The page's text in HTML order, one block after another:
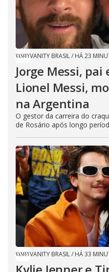
VANITY BRASIL/ HÁ 23
Jorge Messi,
Lionel Messi,
na Argentina
O gestor da carreira do
de Rosário após longo
VANITY BRASIL/ HÁ 33